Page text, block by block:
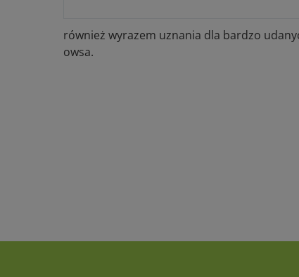
również wyrazem uznania dla bardzo
owsa.